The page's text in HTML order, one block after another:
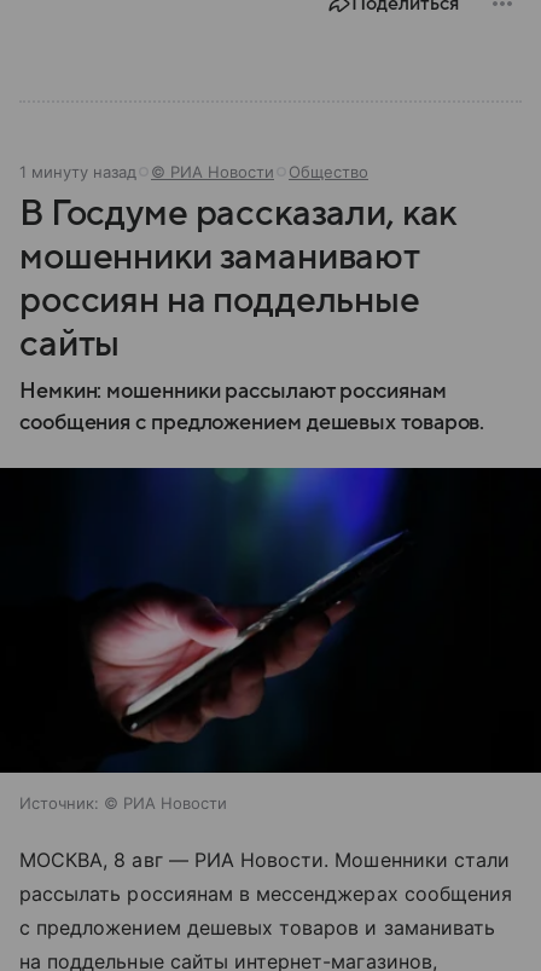
1 минуту назад © РИА Новости Общество
В Госдуме рассказали, как
мошенники заманивают
россиян на поддельные
сайты
Немкин: мошенники рассылают россиянам
сообщения с предложением дешевых товаров.
Источник: © РИА Новости
МОСКВА, 8 авг — РИА Новости. Мошенники стали
рассылать россиянам в мессенджерах сообщения
с предложением дешевых товаров и заманивать
на поддельные сайты интернет-магазинов,